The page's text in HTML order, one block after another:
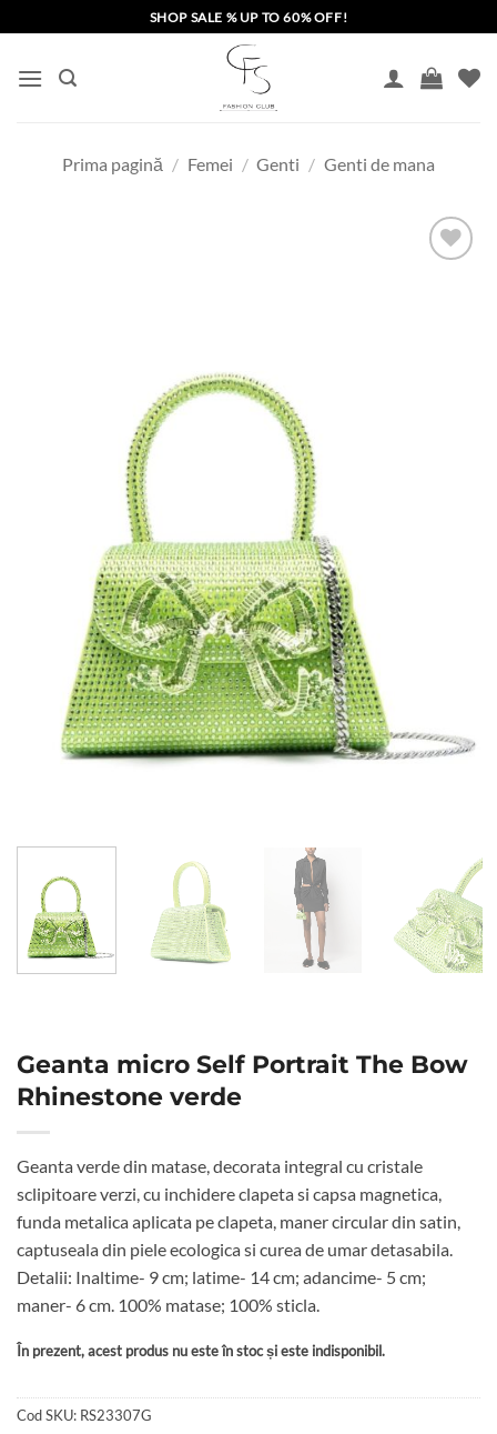
to
content
SHOP SALE % UP TO 60% OFF!
Prima pagină / Femei / Genti / Genti de mana
Geanta micro Self Portrait The Bow
Rhinestone verde
Geanta verde din matase, decorata integral cu cristale
sclipitoare verzi, cu inchidere clapeta si capsa magnetica,
funda metalica aplicata pe clapeta, maner circular din satin,
captuseala din piele ecologica si curea de umar detasabila.
Detalii: Inaltime- 9 cm; latime- 14 cm; adancime- 5 cm;
maner- 6 cm. 100% matase; 100% sticla.
În prezent, acest produs nu este în stoc și este indisponibil.
Cod SKU: RS23307G